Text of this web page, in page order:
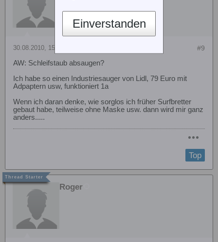
#9
30.08.2010, 15:15
AW: Schleifstaub absaugen?
Ich habe so einen Industriesauger von Lidl, 79 Euro mit
Adpaptern usw, funktioniert 1a
Wenn ich daran denke, wie sorglos ich früher Surfbretter
gebaut habe, teilweise ohne Maske usw. dann wird mir ganz
anders.....
Top
Roger
Einverstanden